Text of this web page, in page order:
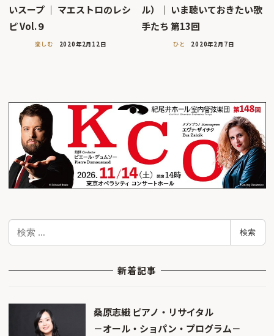
いスープ ｜ マエストロのレシ
ピ Vol.９
楽しむ 2020年2月12日
ル）｜ いま聴いておきたい歌
手たち 第13回
ひと 2020年2月7日
検
検索
新着記事
桑原志織 ピアノ・リサイタル
－オール・ショパン・プログラム－